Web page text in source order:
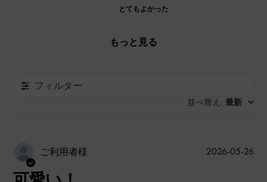
とてもよかった
もっと見る
フィルター
並べ替え : 最新
ご利用者様
公
2026-05-26